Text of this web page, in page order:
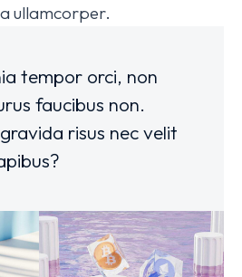
ullamcorper.
tempor orci, non
faucibus non.
risus nec velit